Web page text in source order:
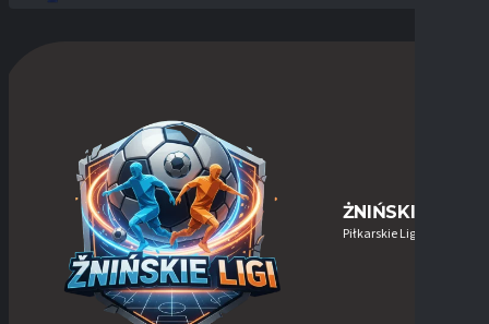
ŻNIŃSKIE-LIGI
Piłkarskie Ligi w Żninie